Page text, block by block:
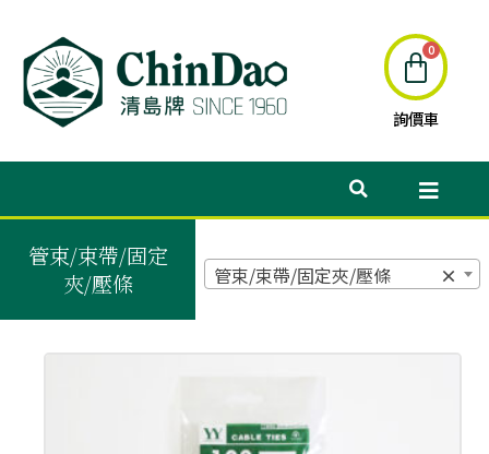
詢價車
管束/束帶/固定
夾/壓條
×
管束/束帶/固定夾/壓條